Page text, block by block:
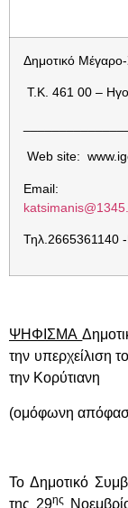
Δημοτικό
Τ.Κ. 461 00 –
Web site:
Email:
Τηλ.2665361140
ΨΗΦΙΣΜΑ
την υπερχείλιση
την Κορύτιανη
(ομόφωνη
Το Δημοτικό
της 29ης